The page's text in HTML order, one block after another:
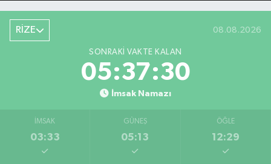
RİZE 08.08.2026
SONRAKI VAKTE KALAN
05:37:29
İmsak Namazı
İMSAK
03:33
GÜNEŞ
05:13
ÖĞLE
12:29